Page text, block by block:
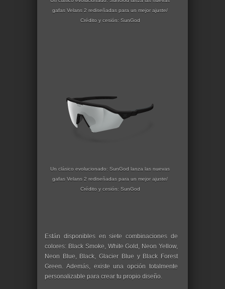
gafas Velans 2 rediseñadas para un mejor ajuste/
Crédito y cesión: SunGod
Un clásico evolucionado: SunGod lanza las nuevas
gafas Velans 2 rediseñadas para un mejor ajuste/
Crédito y cesión: SunGod
Están disponibles en siete combinaciones de
colores: Black Smoke, White Gold, Neon Yellow,
Neon Blue, Black, Glacier Blue y Black Forest
Green. Además, existe una opción totalmente
personalizable para crear tu propio diseño.